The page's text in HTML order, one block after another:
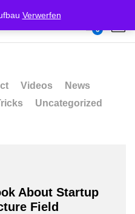
Verwerfen
0
Videos
News
Uncategorized
About Startup
Field